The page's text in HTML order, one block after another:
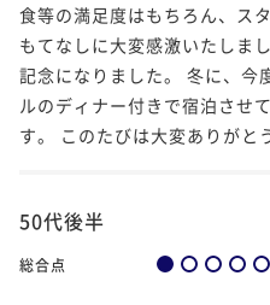
食等の満足度はもちろん、ス
もてなしに大変感激いたしま
記念になりました。 冬に、今
ルのディナー付きで宿泊させ
す。 このたびは大変ありがと
50代後半
総合点